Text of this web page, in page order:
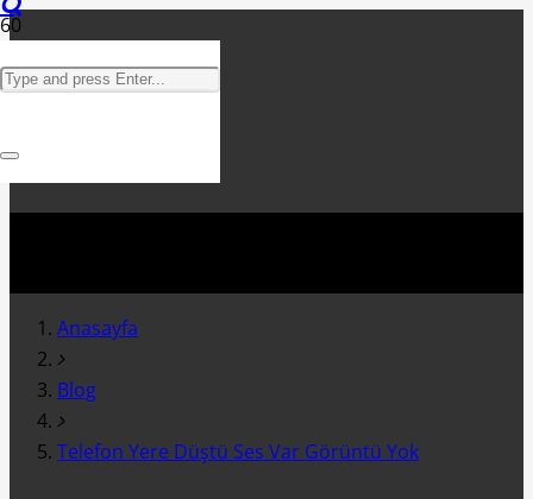
Anasayfa
Blog
Telefon Yere Düştü Ses Var Görüntü Yok